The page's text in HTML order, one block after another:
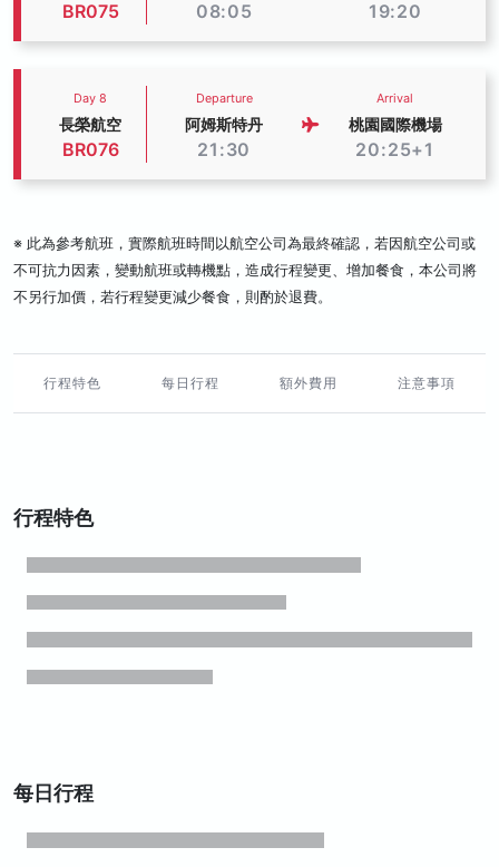
BR075 08:05 19:20
Day 8
長榮航空
BR076
Departure
阿姆斯特丹
21:30
Arrival
桃園國際機場
20:25+1
※ 此為參考航班，實際航班時間以航空公司為最終確認，若因航空公司或
不可抗力因素，變動航班或轉機點，造成行程變更、增加餐食，本公司將
不另行加價，若行程變更減少餐食，則酌於退費。
行程特色 每日行程 額外費用 注意事項
行程特色
每日行程